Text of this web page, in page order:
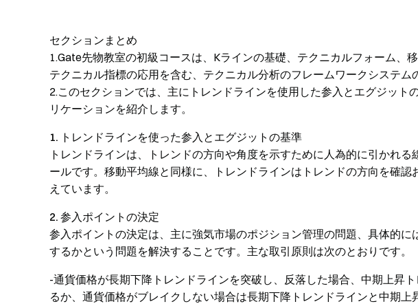
セクションまとめ
1.Gate先物教室の初級コースは、Kラインの基礎、テクニカルフォーム、
テクニカル指標の応用を含む、テクニカル分析のフレームワークシステム
2.このセクションでは、主にトレンドラインを使用した参入とエグジット
リケーションを紹介します。
1. トレンドラインを使った参入とエグジットの基準
トレンドラインは、トレンドの方向や角度を示すために人為的に引かれ
ールです。移動平均線と同様に、トレンドラインはトレンドの方向を確
えています。
2. 参入ポイントの決定
参入ポイントの決定は、主に強気市場のポジション管理の問題、具体的
するかという問題を解決することです。主な取引原則は次のとおりです。
-通貨価格が長期下降トレンドラインを突破し、反落した場合、中期上昇
るか、通貨価格がブレイクしない場合は長期下降トレンドラインと中期上